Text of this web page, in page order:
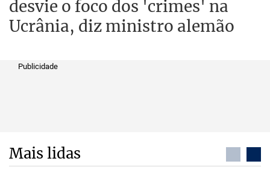
desvie o foco dos 'crimes' na
Ucrânia, diz ministro alemão
Publicidade
Mais lidas